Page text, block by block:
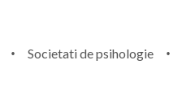
Societati de psihologie